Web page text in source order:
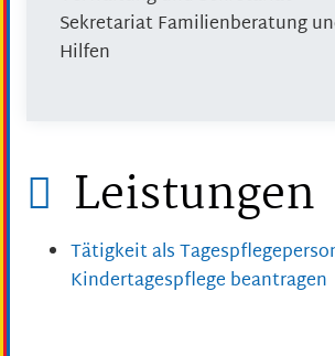
Sekretariat Familienberatung
Hilfen
Leistungen
Tätigkeit als
Kindertagespflege beantragen